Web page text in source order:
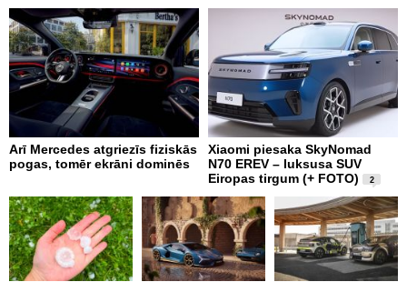
Arī Mercedes atgriezīs fiziskās
pogas, tomēr ekrāni dominēs
Xiaomi piesaka SkyNomad
N70 EREV – luksusa SUV
Eiropas tirgum (+ FOTO)
2